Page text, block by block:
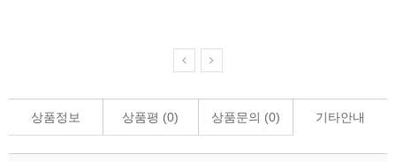
상품정보 상품평 (0) 상품문의 (0) 기타안내